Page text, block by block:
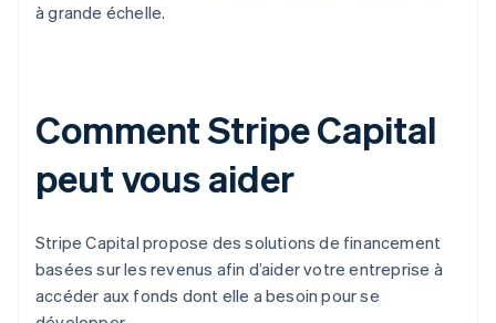
à grande échelle.
Comment Stripe Capital
peut vous aider
Stripe Capital propose des solutions de financement
basées sur les revenus afin d’aider votre entreprise à
accéder aux fonds dont elle a besoin pour se